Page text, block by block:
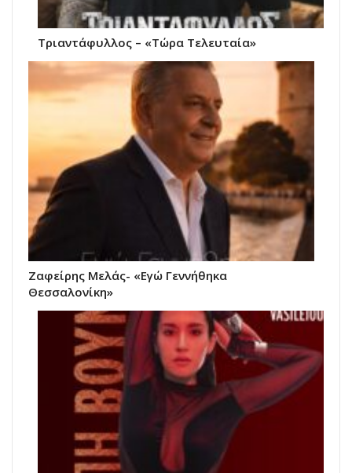
Τριαντάφυλλος – «Τώρα Τελευταία»
Ζαφείρης Μελάς- «Εγώ Γεννήθηκα
Θεσσαλονίκη»